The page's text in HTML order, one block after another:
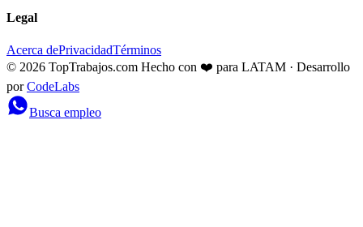
Legal
Acerca dePrivacidadTérminos
© 2026 TopTrabajos.com Hecho con ❤️ para LATAM · Desarrollo
por CodeLabs
Busca empleo